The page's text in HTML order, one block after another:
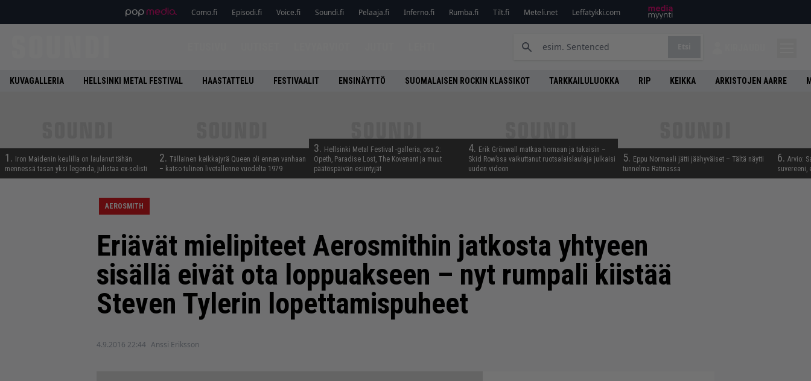
Como.fi Episodi.fi Voice.fi Soundi.fi Pelaaja.fi Inferno.fi Rumba.fi Tilt.fi Meteli.net Leffatykki.com
KUVAGALLERIA HELLSINKI METAL FESTIVAL HAASTATTELU FESTIVAALIT ENSINÄYTTÖ SUOMALAISEN ROCKIN KLASSIKOT TARKKAILULUOKKA RIP KEIKKA ARKISTOJEN AARRE
1.
Iron Maidenin keulilla on laulanut tähän
mennessä tasan yksi legenda, julistaa ex-solisti
2. Tällainen keikkajyrä Queen oli ennen vanhaan
– katso tulinen livetallenne vuodelta 1979
3. Hellsinki Metal Festival -galleria, osa 2:
Opeth, Paradise Lost, The Kovenant ja muut
päätöspäivän esiintyjät
4. Erik Grönwall matkaa hornaan ja takaisin –
Skid Row’ssa vaikuttanut ruotsalaislaulaja julkaisi
uuden videon
5. Eppu Normaali jätti jäähyväiset – Tältä näytti
tunnelma Ratinassa
6. Arvio:
suvereeni,
AEROSMITH
Eriävät mielipiteet Aerosmithin jatkosta yhtyeen
sisällä eivät ota loppuakseen – nyt rumpali kiistää
Steven Tylerin lopettamispuheet
4.9.2016 22:44 Anssi Eriksson